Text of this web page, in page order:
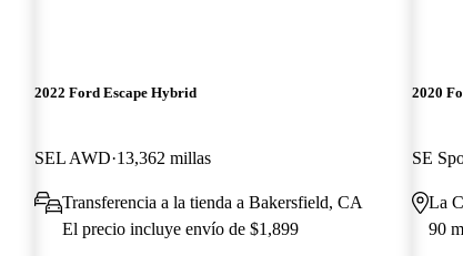
2022 Ford Escape Hybrid
SEL AWD 13,362 millas
Transferencia a la tienda a Bakersfield, CA
El precio incluye envío de $1,899
2020
SE
La
90